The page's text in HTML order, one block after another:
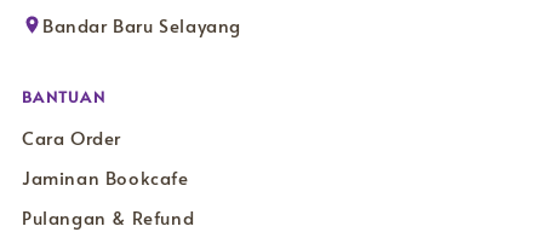
Bandar Baru Selayang
BANTUAN
Cara Order
Jaminan Bookcafe
Pulangan & Refund